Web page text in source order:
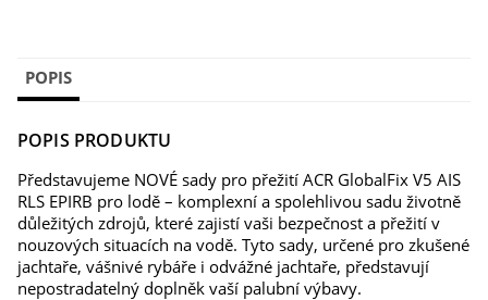
POPIS
POPIS PRODUKTU
Představujeme NOVÉ sady pro přežití ACR GlobalFix V5 AIS
RLS EPIRB pro lodě – komplexní a spolehlivou sadu životně
důležitých zdrojů, které zajistí vaši bezpečnost a přežití v
nouzových situacích na vodě. Tyto sady, určené pro zkušené
jachtaře, vášnivé rybáře i odvážné jachtaře, představují
nepostradatelný doplněk vaší palubní výbavy.